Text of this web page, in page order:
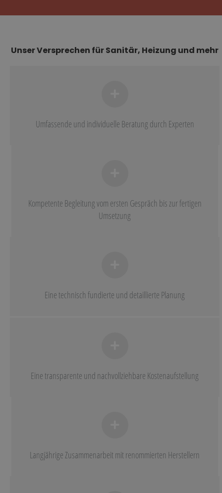
Unser Versprechen für Sanitär, Heizung und mehr
Umfassende und individuelle Beratung durch Experten
Kompetente Begleitung vom ersten Gespräch bis zur fertigen
Umsetzung
Eine technisch fundierte und detaillierte Planung
Eine transparente und nachvollziehbare Kostenaufstellung
Langjährige Zusammenarbeit mit renommierten Herstellern